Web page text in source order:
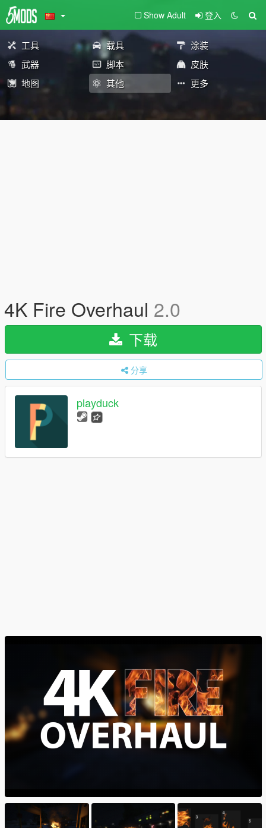
Show Adult 登入
工具 载具
涂装
武器
脚本
皮肤
地图
其他 更多
4K Fire Overhaul 2.0
下载
分享
playduck